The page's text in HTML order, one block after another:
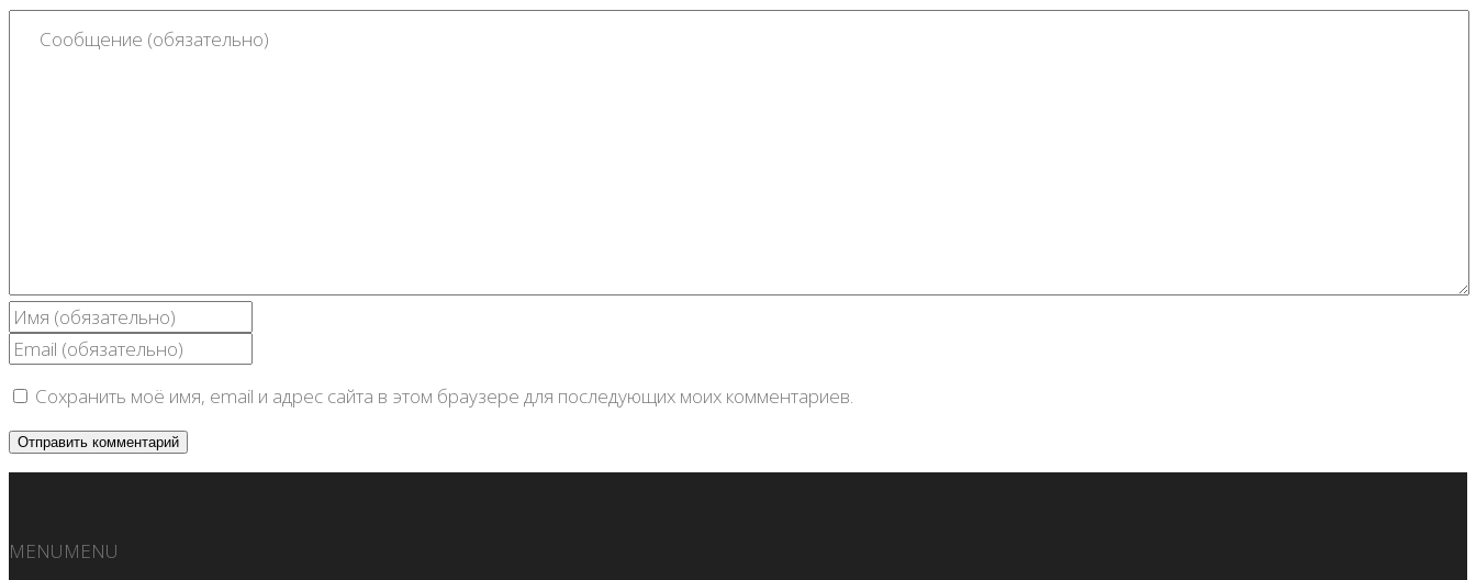
Сохранить моё имя, email и адрес сайта в этом браузере для последующих моих комментариев.
MENUMENU